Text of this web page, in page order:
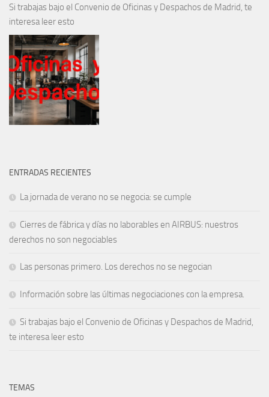
Si trabajas bajo el Convenio de Oficinas y Despachos de Madrid, te
interesa leer esto
ENTRADAS RECIENTES
La jornada de verano no se negocia: se cumple
Cierres de fábrica y días no laborables en AIRBUS: nuestros
derechos no son negociables
Las personas primero. Los derechos no se negocian
Información sobre las últimas negociaciones con la empresa.
Si trabajas bajo el Convenio de Oficinas y Despachos de Madrid,
te interesa leer esto
TEMAS